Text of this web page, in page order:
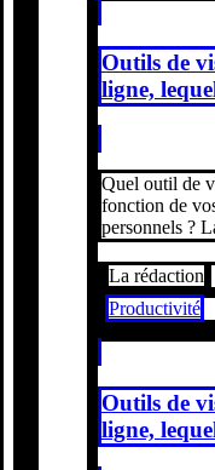
Outils de
ligne,
Quel outil de
fonction de
personnels ?
La rédaction
Productivité
Outils de
ligne,